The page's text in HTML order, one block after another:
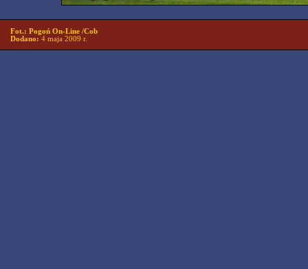
Fot.: Pogoń On-Line /Cob
Dodano: 4 maja 2009 r.